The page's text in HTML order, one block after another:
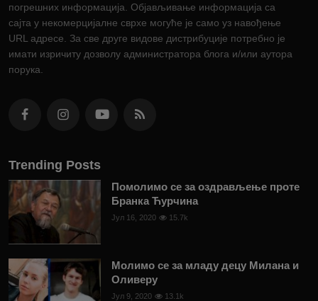
погрешних информација. Објављивање информација са
сајта у некомерцијалне сврхе могуће је само уз навођење
URL адресе. За све друге видове дистрибуције потребно је
имати изричиту дозволу администратора блога и/или аутора
порука.
Trending Posts
Помолимо се за оздрављење проте
Бранка Ћурчина
Јул 16, 2020 15.7k
Молимо се за младу децу Милана и
Оливеру
Јул 9, 2020 13.1k